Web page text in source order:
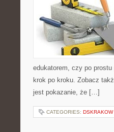
edukatorem, czy po
krok po kroku. Zobacz
jest pokazanie, że […]
CATEGORIES: DSKRAKOW